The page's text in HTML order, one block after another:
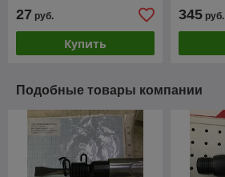
27 руб.
Купить
345руб.
Подобные товары компании